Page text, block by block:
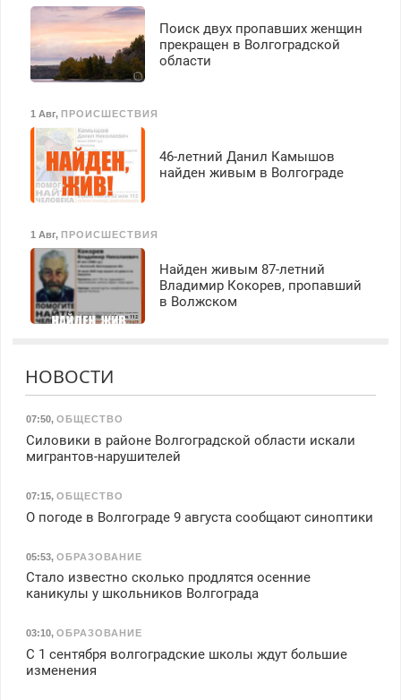
Поиск двух пропавших женщин
прекращен в Волгоградской
области
1 Авг, ПРОИСШЕСТВИЯ
46-летний Данил Камышов
найден живым в Волгограде
1 Авг, ПРОИСШЕСТВИЯ
Найден живым 87-летний
Владимир Кокорев, пропавший
в Волжском
НОВОСТИ
07:50, ОБЩЕСТВО
Силовики в районе Волгоградской области искали
мигрантов-нарушителей
07:15, ОБЩЕСТВО
О погоде в Волгограде 9 августа сообщают синоптики
05:53, ОБРАЗОВАНИЕ
Стало известно сколько продлятся осенние
каникулы у школьников Волгограда
03:10, ОБРАЗОВАНИЕ
С 1 сентября волгоградские школы ждут большие
изменения